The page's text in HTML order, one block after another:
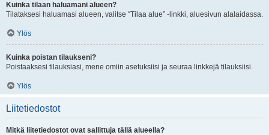
Kuinka tilaan haluamani alueen?
Tilataksesi haluamasi alueen, valitse “Tilaa alue” -linkki, aluesivun alalaidassa.
Ylös
Kuinka poistan tilaukseni?
Poistaaksesi tilauksiasi, mene omiin asetuksiisi ja seuraa linkkejä tilauksiisi.
Ylös
Liitetiedostot
Mitkä liitetiedostot ovat sallittuja tällä alueella?